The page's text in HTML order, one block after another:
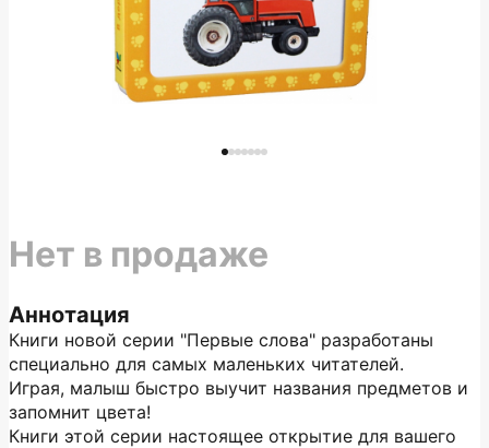
Аннотация
Книги новой серии "Первые слова" разработаны
специально для самых маленьких читателей.
Играя, малыш быстро выучит названия предметов и
запомнит цвета!
Книги этой серии настоящее открытие для вашего
Нет в продаже